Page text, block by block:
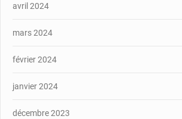
avril 2024
mars 2024
février 2024
janvier 2024
décembre 2023